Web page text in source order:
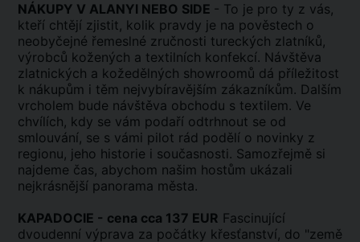
NÁKUPY V ALANYI NEBO SIDE - To je pro ty z vás,
kteří chtějí zjistit, kolik pravdy je na pověstech o
neobyčejné řemeslné zručnosti tureckých zlatníků,
výrobců kožených a textilních konfekcí. Návštěva
zlatnických a kožedělných showroomů dá příležitost
k nákupům i těm nejvybíravějším zákazníkům. Dalším
vrcholem bude návštěva obchodu s textilem. Ve
chvílích, kdy se vám podaří odtrhnout se od
smlouvání, se s vámi pilot rád podělí o novinky z
regionu, jeho historie i současnosti. Samozřejmě si
najdeme čas, abychom našim hostům ukázali
nejkrásnější panorama města.
KAPADOCIE - cena cca 137 EUR Fascinující
dvoudenní výprava za počátky křesťanství, do "země